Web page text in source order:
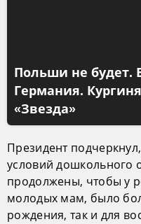
Польши не будет.
Германия.
«Звезда»
Президент
условий дошкольного
продолжены, чтобы у
молодых мам, было
рождения, так и для